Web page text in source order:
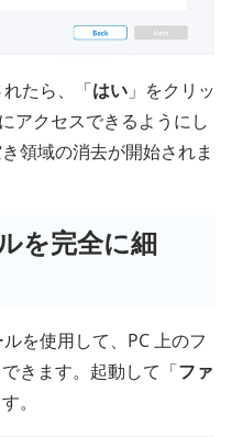
たら、「はい 」をクリッ
アクセスできるようにし
領域の消去が開始されま
を完全に細
を使用して、PC 上のフ
きます。起動して「ファ
。